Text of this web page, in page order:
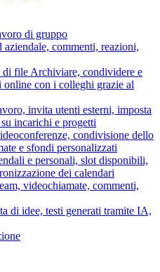
di gruppo
aziendale, commenti, reazioni,
di file Archiviare, condividere e
con i colleghi grazie al
invita utenti esterni, imposta
incarichi e progetti
condivisione dello
e sfondi personalizzati
e personali, slot disponibili,
dei calendari
videochiamate, commenti,
di idee, testi generati tramite IA,